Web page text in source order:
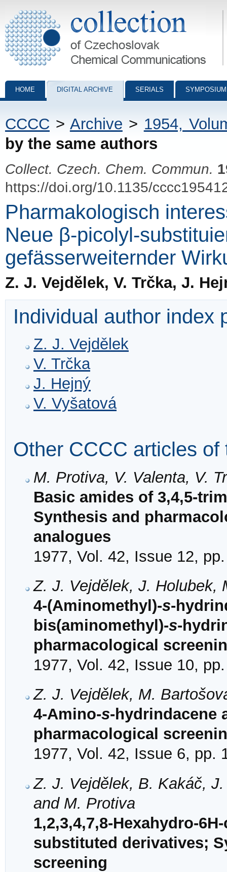
Collection of Czechoslovak Chemical Communications - digital
HOME DIGITAL ARCHIVE SERIALS
CCCC > Archive > 1954,
by the same authors
Collect. Czech. Chem. Commun.
https://doi.org/10.1135/
Pharmakologisch
Neue β-picolyl-
gefässerweiternder
Z. J. Vejdělek, V. Trčka, J.
Individual author index
Z. J. Vejdělek
V. Trčka
J. Hejný
V. Vyšatová
Other CCCC articles of
M. Protiva, V. Valenta, V.
Basic amides of 3,4,5-
Synthesis and
analogues
1977, Vol. 42, Issue 12,
Z. J. Vejdělek, J. Holubek,
4-(Aminomethyl)-s-
bis(aminomethyl)-s-
pharmacological
1977, Vol. 42, Issue 10,
Z. J. Vejdělek, M.
4-Amino-s-hydrindacene
pharmacological
1977, Vol. 42, Issue 6, pp.
Z. J. Vejdělek, B. Kakáč,
and M. Protiva
1,2,3,4,7,8-Hexahydro-
substituted derivatives;
screening